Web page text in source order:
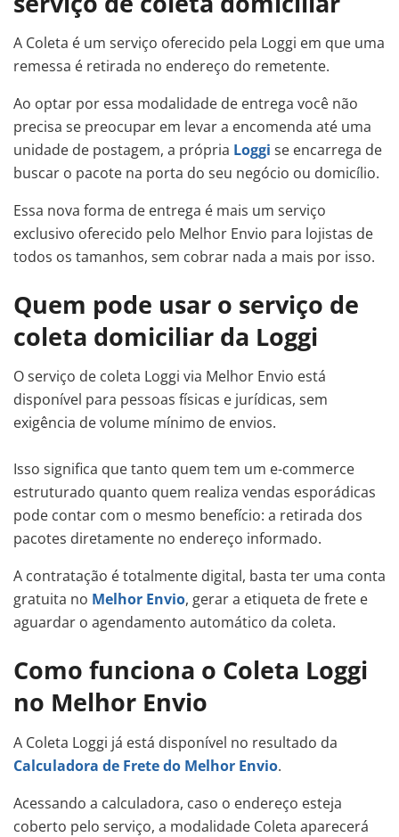
A Coleta é um serviço oferecido pela Loggi em que uma
remessa é retirada no endereço do remetente.
Ao optar por essa modalidade de entrega você não
precisa se preocupar em levar a encomenda até uma
unidade de postagem, a própria Loggi se encarrega de
buscar o pacote na porta do seu negócio ou domicílio.
Essa nova forma de entrega é mais um serviço
exclusivo oferecido pelo Melhor Envio para lojistas de
todos os tamanhos, sem cobrar nada a mais por isso.
Quem pode usar o serviço de
coleta domiciliar da Loggi
O serviço de coleta Loggi via Melhor Envio está
disponível para pessoas físicas e jurídicas, sem
exigência de volume mínimo de envios.
Isso significa que tanto quem tem um e-commerce
estruturado quanto quem realiza vendas esporádicas
pode contar com o mesmo benefício: a retirada dos
pacotes diretamente no endereço informado.
A contratação é totalmente digital, basta ter uma conta
gratuita no Melhor Envio, gerar a etiqueta de frete e
aguardar o agendamento automático da coleta.
Como funciona o Coleta Loggi
no Melhor Envio
A Coleta Loggi já está disponível no resultado da
Calculadora de Frete do Melhor Envio.
Acessando a calculadora, caso o endereço esteja
coberto pelo serviço, a modalidade Coleta aparecerá